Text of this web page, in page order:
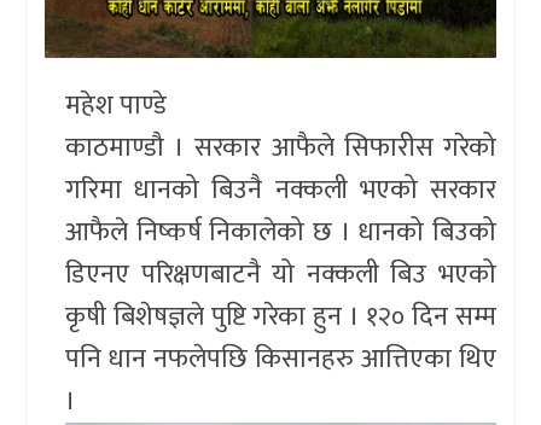
महेश पाण्डे
काठमाण्डौ । सरकार आफैले सिफारीस गरेको
गरिमा धानको बिउनै नक्कली भएको सरकार
आफैले निष्कर्ष निकालेको छ । धानको बिउको
डिएनए परिक्षणबाटनै यो नक्कली बिउ भएको
कृषी बिशेषज्ञले पुष्टि गरेका हुन । १२० दिन सम्म
पनि धान नफलेपछि किसानहरु आत्तिएका थिए
।